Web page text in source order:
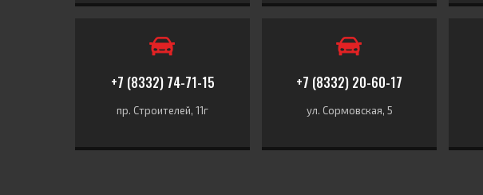
+7 (8332) 74-71-15
пр. Строителей, 11г
+7 (8332) 20-60-17
ул. Сормовская, 5